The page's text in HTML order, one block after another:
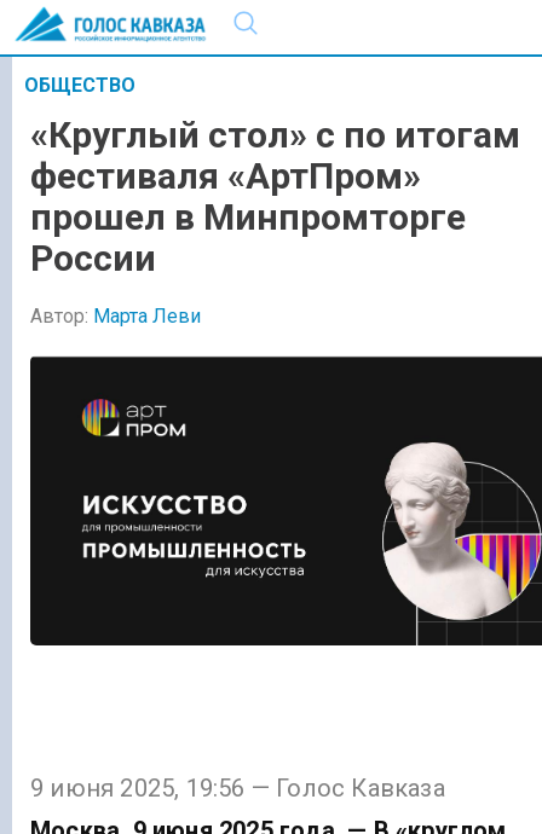
ОБЩЕСТВО
«Круглый стол» с по итогам
фестиваля «АртПром»
прошел в Минпромторге
России
Автор: Марта Леви
9 июня 2025, 19:56 — Голос Кавказа